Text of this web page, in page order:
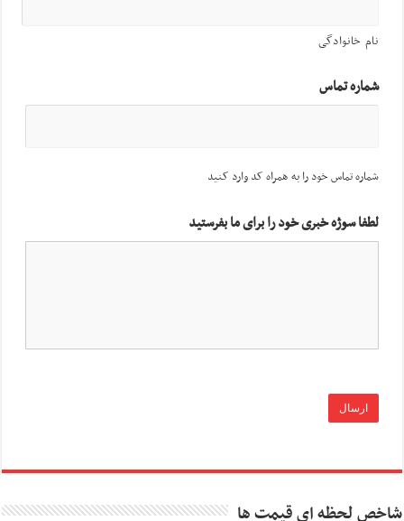
نام خانوادگی
شماره تماس
شماره تماس خود را به همراه کد وارد کنید
لطفا سوژه خبری خود را برای ما بفرستید
شاخص لحظه ای قیمت ها